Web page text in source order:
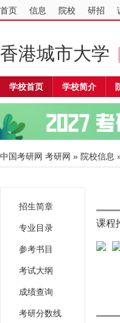
首页 信息 院校 研招
香港城市大学
学校首页 学校简介
中国考研网 考研网 » 院校信息
招生简章
专业目录
参考书目
考试大纲
成绩查询
考研分数线
课程